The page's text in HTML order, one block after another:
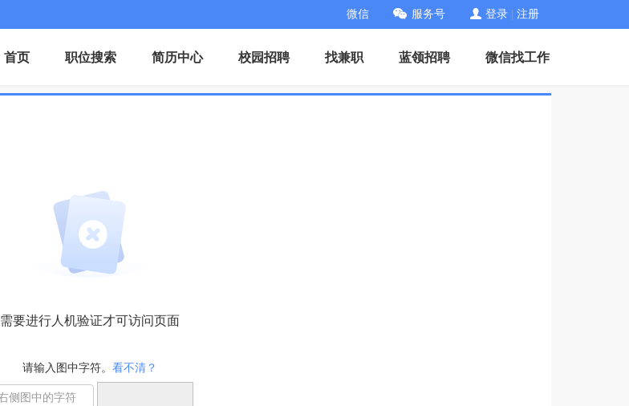
微信 服务号 登录 注册
首页 职位搜索 简历中心 校园招聘 找兼职 蓝领招聘 微信找工作
需要进行人机验证才可访问页面
请输入图中字符。 看不清？